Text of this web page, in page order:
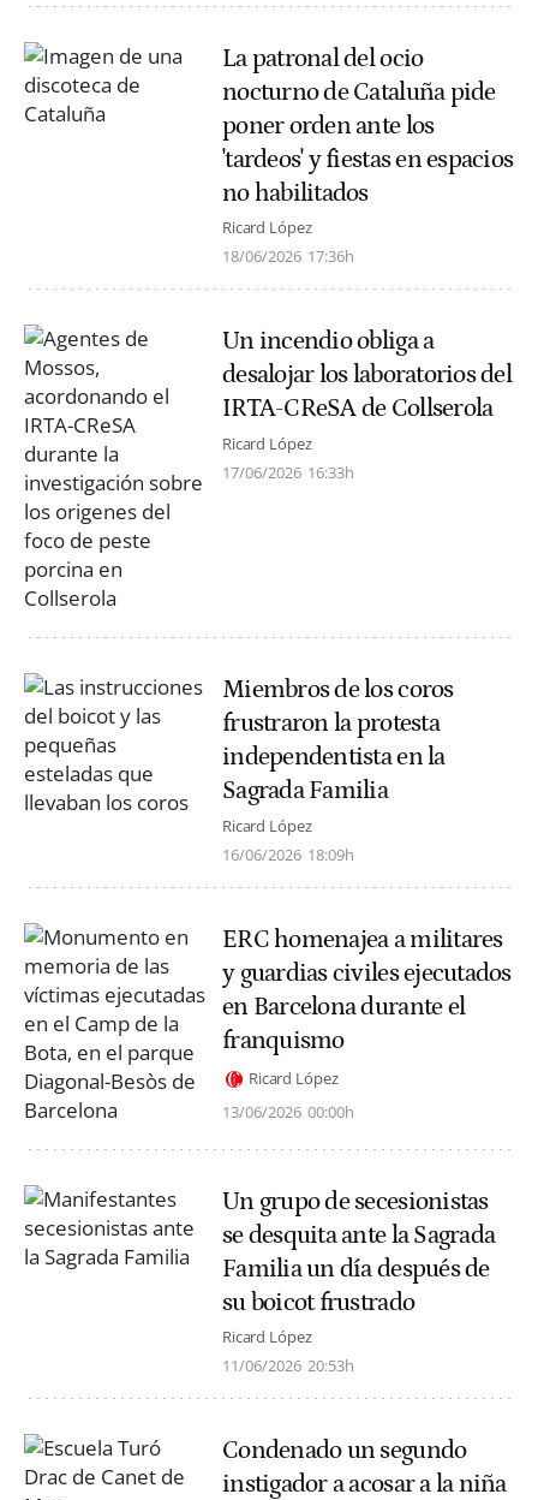
La patronal del ocio
nocturno de Cataluña pide
poner orden ante los
'tardeos' y fiestas en espacios
no habilitados
Ricard López
18/06/2026 17:36h
Un incendio obliga a
desalojar los laboratorios del
IRTA-CReSA de Collserola
Ricard López
17/06/2026 16:33h
Miembros de los coros
frustraron la protesta
independentista en la
Sagrada Familia
Ricard López
16/06/2026 18:09h
ERC homenajea a militares
y guardias civiles ejecutados
en Barcelona durante el
franquismo
Ricard López
13/06/2026 00:00h
Un grupo de secesionistas
se desquita ante la Sagrada
Familia un día después de
su boicot frustrado
Ricard López
11/06/2026 20:53h
Condenado un segundo
instigador a acosar a la niña